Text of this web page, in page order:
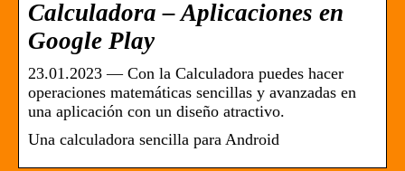
Calculadora – Aplicaciones en
Google Play
23.01.2023 — Con la Calculadora puedes hacer
operaciones matemáticas sencillas y avanzadas en
una aplicación con un diseño atractivo.
Una calculadora sencilla para Android